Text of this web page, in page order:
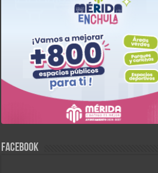
FACEBOOK